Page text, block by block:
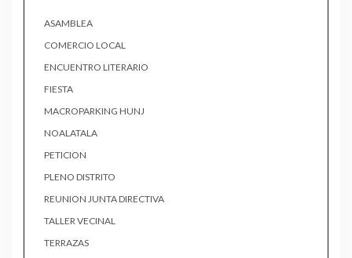
ASAMBLEA
COMERCIO LOCAL
ENCUENTRO LITERARIO
FIESTA
MACROPARKING HUNJ
NOALATALA
PETICION
PLENO DISTRITO
REUNION JUNTA DIRECTIVA
TALLER VECINAL
TERRAZAS